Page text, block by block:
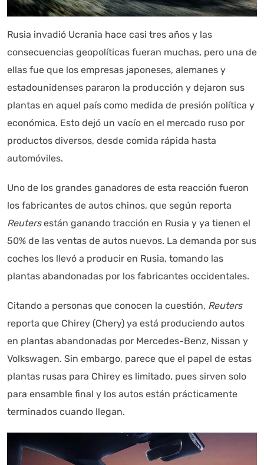
Rusia invadió Ucrania hace casi tres años y las
consecuencias geopolíticas fueran muchas, pero una de
ellas fue que los empresas japoneses, alemanes y
estadounidenses pararon la producción y dejaron sus
plantas en aquel país como medida de presión política y
económica. Esto dejó un vacío en el mercado ruso por
productos diversos, desde comida rápida hasta
automóviles.
Uno de los grandes ganadores de esta reacción fueron
los fabricantes de autos chinos, que según reporta
Reutersestán ganando tracción en Rusia y ya tienen el
50% de las ventas de autos nuevos. La demanda por sus
coches los llevó a producir en Rusia, tomando las
plantas abandonadas por los fabricantes occidentales.
Citando a personas que conocen la cuestión, Reuters
reporta que Chirey (Chery) ya está produciendo autos
en plantas abandonadas por Mercedes-Benz, Nissan y
Volkswagen. Sin embargo, parece que el papel de estas
plantas rusas para Chirey es limitado, pues sirven solo
para ensamble final y los autos están prácticamente
terminados cuando llegan.
Autoanalítica IA Agente Inteligente
Estoy aquí para encontrar lo que necesitas. ¿Qué estás
buscando? "Este asistente con IA (OpenAI) ofrece
información referencial que puede contener errores.
Asistente con IA en desarrollo. Autoanalítica optimiza
diariamente su exactitud."